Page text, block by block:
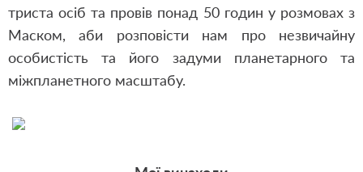
триста осіб та провів понад 50 годин у розмовах з
Маском, аби розповісти нам про незвичайну
особистість та його задуми планетарного та
міжпланетного масштабу.